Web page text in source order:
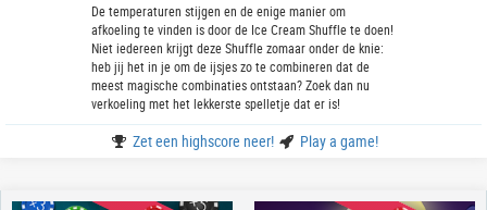
De temperaturen stijgen en de enige manier om
afkoeling te vinden is door de Ice Cream Shuffle te doen!
Niet iedereen krijgt deze Shuffle zomaar onder de knie:
heb jij het in je om de ijsjes zo te combineren dat de
meest magische combinaties ontstaan? Zoek dan nu
verkoeling met het lekkerste spelletje dat er is!
Zet een highscore neer! Play a game!